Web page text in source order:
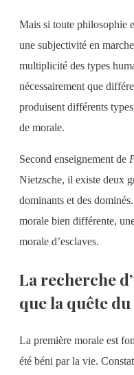
Mais si toute philosophie
une subjectivité en
multiplicité des types
nécessairement que
produisent différents
de morale.
Second enseignement de
Nietzsche, il existe deux
dominants et des
morale bien différente,
morale d’esclaves.
La recherche
que la quête
La première morale est
été béni par la vie.